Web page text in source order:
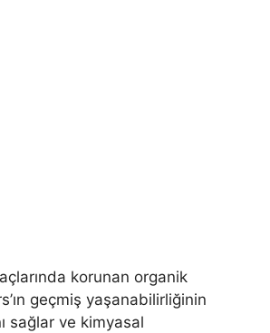
korunan organik
geçmiş yaşanabilirliğinin
sağlar ve kimyasal